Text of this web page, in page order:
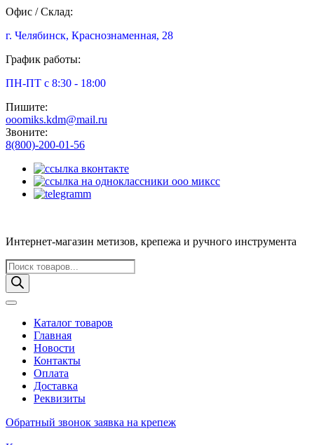
Офис / Склад:
г. Челябинск, Краснознаменная, 28
График работы:
ПН-ПТ с 8:30 - 18:00
Пишите:
ooomiks.kdm@mail.ru
Звоните:
8(800)-200-01-56
Интернет-магазин метизов, крепежа и ручного инструмента
Поиск
товаров
Каталог товаров
Главная
Новости
Контакты
Оплата
Доставка
Реквизиты
Обратный звонок заявка на крепеж